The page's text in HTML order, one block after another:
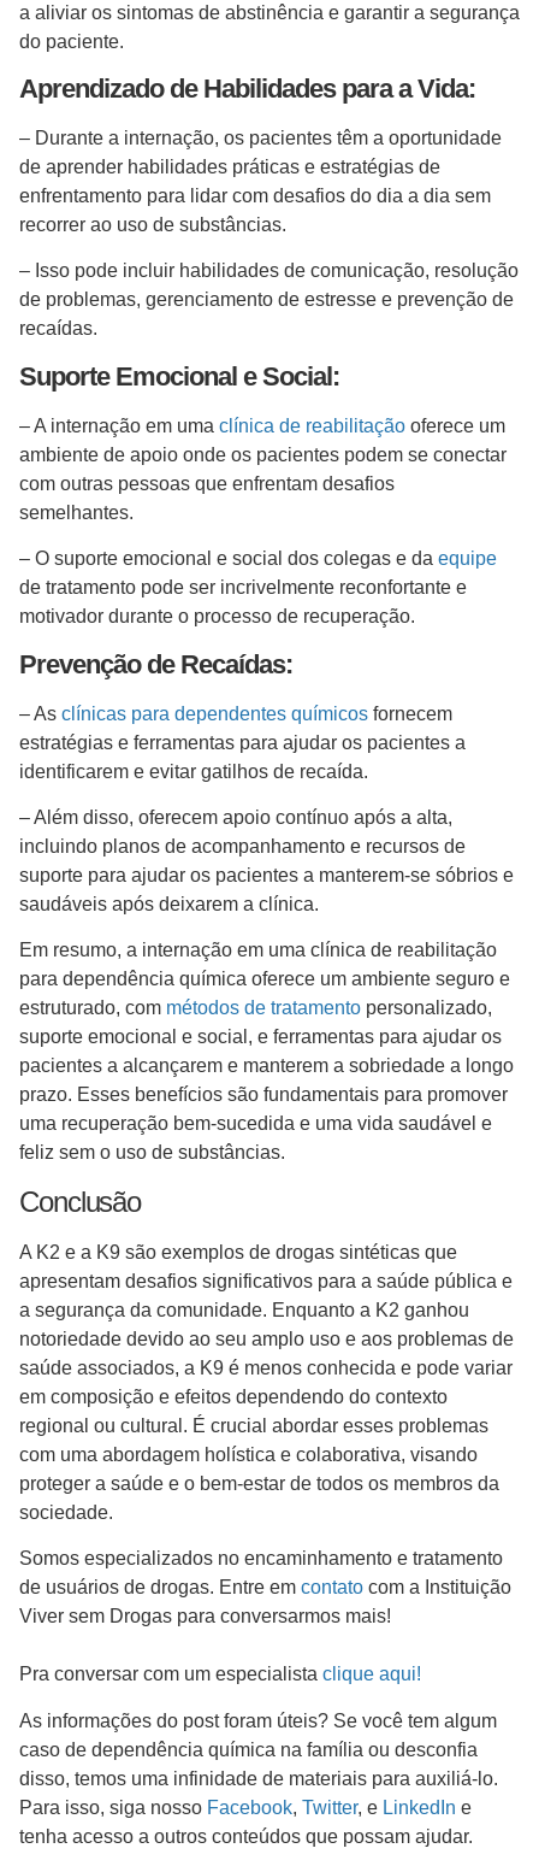
a aliviar os sintomas de abstinência e garantir a segurança
do paciente.
Aprendizado de Habilidades para a Vida:
– Durante a internação, os pacientes têm a oportunidade
de aprender habilidades práticas e estratégias de
enfrentamento para lidar com desafios do dia a dia sem
recorrer ao uso de substâncias.
– Isso pode incluir habilidades de comunicação, resolução
de problemas, gerenciamento de estresse e prevenção de
recaídas.
Suporte Emocional e Social:
– A internação em uma clínica de reabilitação oferece um
ambiente de apoio onde os pacientes podem se conectar
com outras pessoas que enfrentam desafios
semelhantes.
– O suporte emocional e social dos colegas e da equipe
de tratamento pode ser incrivelmente reconfortante e
motivador durante o processo de recuperação.
Prevenção de Recaídas:
– As clínicas para dependentes químicos fornecem
estratégias e ferramentas para ajudar os pacientes a
identificarem e evitar gatilhos de recaída.
– Além disso, oferecem apoio contínuo após a alta,
incluindo planos de acompanhamento e recursos de
suporte para ajudar os pacientes a manterem-se sóbrios e
saudáveis após deixarem a clínica.
Em resumo, a internação em uma clínica de reabilitação
para dependência química oferece um ambiente seguro e
estruturado, com métodos de tratamento personalizado,
suporte emocional e social, e ferramentas para ajudar os
pacientes a alcançarem e manterem a sobriedade a longo
prazo. Esses benefícios são fundamentais para promover
uma recuperação bem-sucedida e uma vida saudável e
feliz sem o uso de substâncias.
Conclusão
A K2 e a K9 são exemplos de drogas sintéticas que
apresentam desafios significativos para a saúde pública e
a segurança da comunidade. Enquanto a K2 ganhou
notoriedade devido ao seu amplo uso e aos problemas de
saúde associados, a K9 é menos conhecida e pode variar
em composição e efeitos dependendo do contexto
regional ou cultural. É crucial abordar esses problemas
com uma abordagem holística e colaborativa, visando
proteger a saúde e o bem-estar de todos os membros da
sociedade.
Somos especializados no encaminhamento e tratamento
de usuários de drogas. Entre em contato com a Instituição
Viver sem Drogas para conversarmos mais!
Pra conversar com um especialista clique aqui!
As informações do post foram úteis? Se você tem algum
caso de dependência química na família ou desconfia
disso, temos uma infinidade de materiais para auxiliá-lo.
Para isso, siga nosso Facebook, Twitter, e LinkedIn e
tenha acesso a outros conteúdos que possam ajudar.